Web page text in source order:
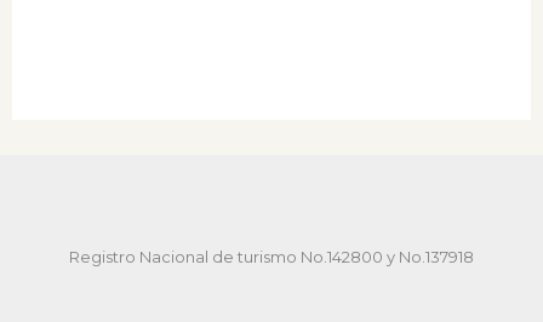
Registro Nacional de turismo No.142800 y No.137918